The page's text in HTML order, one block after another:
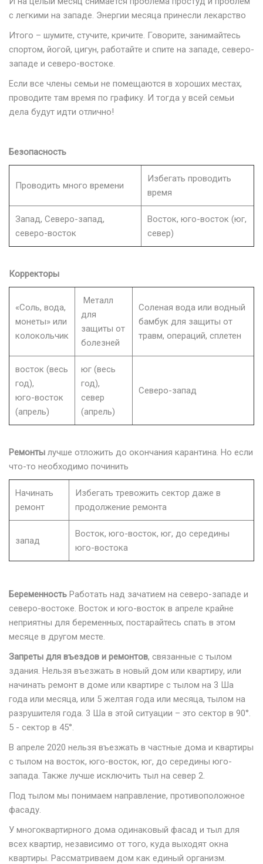
с легкими на западе. Энергии месяца принесли лекарство
Итого – шумите, стучите, кричите. Говорите, занимайтесь
спортом, йогой, цигун, работайте и спите на западе, северо-
западе и северо-востоке.
Если все члены семьи не помещаются в хороших местах,
проводите там время по графику. И тогда у всей семьи
дела будут идти отлично!
Безопасность
Проводить много времени
Избегать проводить
время
Запад, Северо-запад,
северо-восток
Восток, юго-восток (юг,
север)
Корректоры
«Соль, вода,
монеты» или
колокольчик
Металл
для
защиты от
болезней
Соленая вода или водный
бамбук для защиты от
травм, операций, сплетен
восток (весь
год),
юго-восток
(апрель)
юг (весь
год),
север
(апрель)
Северо-запад
Ремонты лучше отложить до окончания карантина. Но если
что-то необходимо починить
Начинать
ремонт
Избегать тревожить сектор даже в
продолжение ремонта
запад
Восток, юго-восток, юг, до середины
юго-востока
Беременность Работать над зачатием на северо-западе и
северо-востоке. Восток и юго-восток в апреле крайне
неприятны для беременных, постарайтесь спать в этом
месяце в другом месте.
Запреты для въездов и ремонтов, связанные с тылом
здания. Нельзя въезжать в новый дом или квартиру, или
начинать ремонт в доме или квартире с тылом на 3 Ша
года или месяца, или 5 желтая года или месяца, тылом на
разрушителя года. 3 Ша в этой ситуации – это сектор в 90°.
5 - сектор в 45°.
В апреле 2020 нельзя въезжать в частные дома и квартиры
с тылом на восток, юго-восток, юг, до середины юго-
запада. Также лучше исключить тыл на север 2.
Под тылом мы понимаем направление, противоположное
фасаду.
У многоквартирного дома одинаковый фасад и тыл для
всех квартир, независимо от того, куда выходят окна
квартиры. Рассматриваем дом как единый организм.